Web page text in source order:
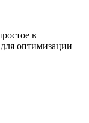
в
оптимизации